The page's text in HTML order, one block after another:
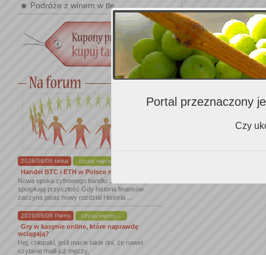
Podróże z winem w tle
2026/08/08 tatka czytaj więcej...
Handel BTC i ETH w Polsce na nowym ...
Nowa epoka cyfrowego handlu: kryptowaluty
spotykają przyszłość Gdy historia finansów
zaczyna pisać nowy rozdział Historia ...
2026/08/08 Pierro czytaj więcej...
Gry w kasynie online, które naprawdę
wciągają?
Hej, chłopaki, jeśli macie takie dni, że nawet
czytanie maili już męczy,
Zalecenia
Portal przeznaczony
Czy